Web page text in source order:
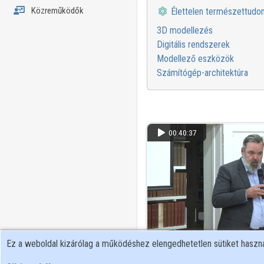
Közreműködők Élettelen
3D modellezés
Digitális rendszerek
Modellező eszközök
Számítógép-architektúra
00:40:37
Irodalom és invenció: a
Ez a weboldal kizárólag a működéshez elengedhetetlen sütiket